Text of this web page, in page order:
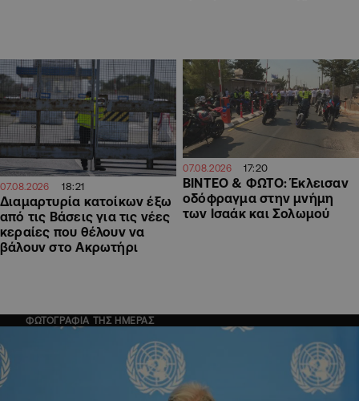
07.08.2026 18:21
Διαμαρτυρία κατοίκων έξω
από τις Βάσεις για τις νέες
κεραίες που θέλουν να
βάλουν στο Ακρωτήρι
07.08.2026 17:20
ΒΙΝΤΕΟ & ΦΩΤΟ: Έκλεισαν
οδόφραγμα στην μνήμη
των Ισαάκ και Σολωμού
ΦΩΤΟΓΡΑΦΙΑ ΤΗΣ ΗΜΕΡΑΣ